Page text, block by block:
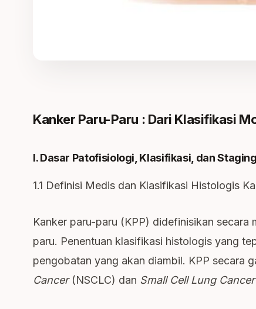
Kanker Paru-Paru : Dari Klasifikasi
I. Dasar Patofisiologi, Klasifikasi, dan
1.1 Definisi Medis dan Klasifikasi Histologis
Kanker paru-paru (KPP) didefinisikan
paru. Penentuan klasifikasi histologis yang
pengobatan yang akan diambil. KPP secara
Cancer(NSCLC) dan Small Cell Lung Cancer